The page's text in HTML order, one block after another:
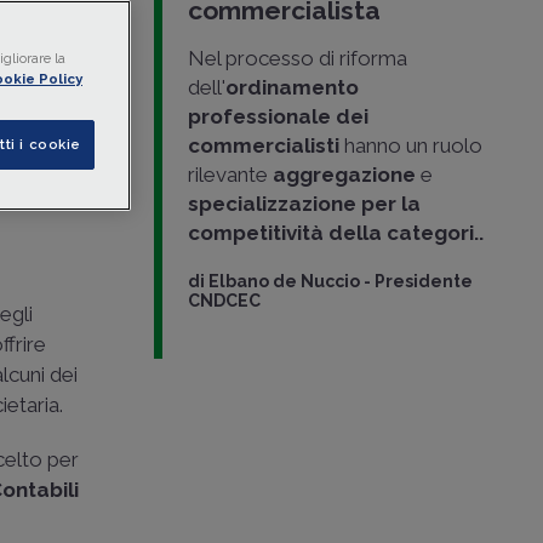
dei
per
commercialista
Nel processo di riforma
dell'ordinamento
professionale dei
commercialisti hanno un ruolo
rilevante aggregazione e
specializzazione per la
competitività della categori..
di Elbano de Nuccio - Presidente
CNDCEC
la
Policy
i cookie